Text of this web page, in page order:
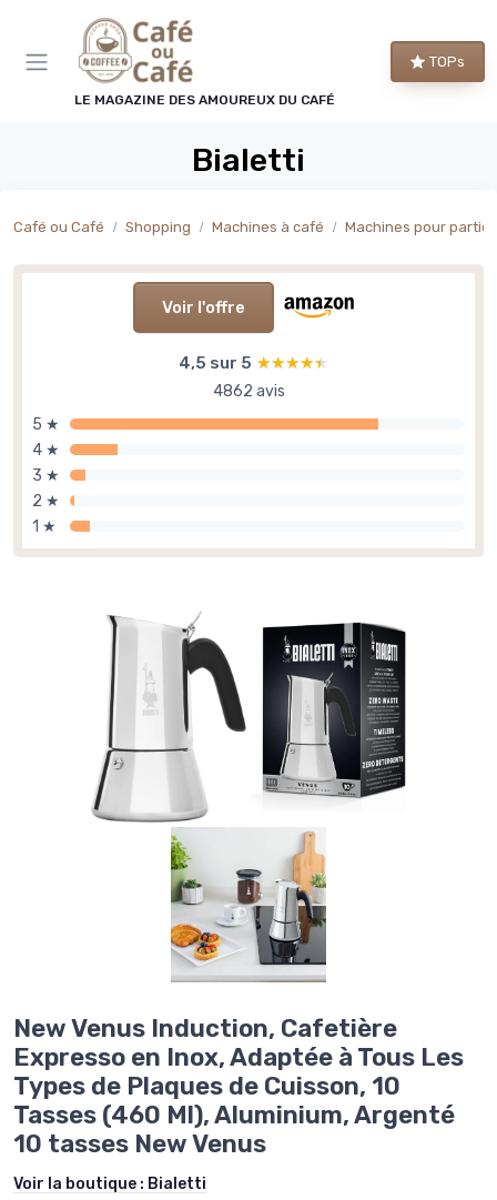
LE MAGAZINE DES AMOUREUX DU CAFÉ
TOPs
Bialetti
Café ou Café Shopping Machines à café Machines pour
Voir l'offre
4,5 sur 5 ★★★★★
★★★★★
4862 avis
5 ★
4 ★
3 ★
2 ★
1 ★
New Venus Induction, Cafetière
Expresso en Inox, Adaptée à Tous Les
Types de Plaques de Cuisson, 10
Tasses (460 Ml), Aluminium, Argenté
10 tasses New Venus
Voir la boutique : Bialetti
Panneau de gestion des cookies